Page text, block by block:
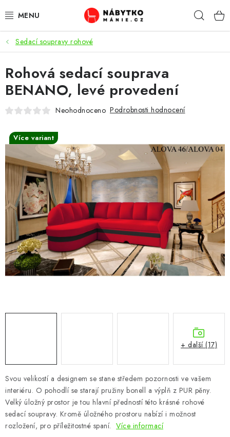
na
OBÝVACÍ POKOJ
KUCHYŇ A JÍDELNA
LOŽNICE
KANCELÁŘ / PRACOVNA
KOUPELNA A WC
PŘEDSÍŇ
CHOVATELSKÉ POTŘEBY
DOPLŇKY A DEKORACE
OSTATNÍ
VÝPRODEJ
Vše o nákupu Info
Reklamace a odstoupení od smlouvy
Kontakty
Bonusový program NBM+ Blog
Sedací soupravy rohové
Svou velikostí a designem se stane středem pozornosti ve vašem
interiéru. O pohodlí se starají pružiny bonell a výplň z PUR pěny.
Velký úložný prostor je tou hlavní předností této krásné rohové
sedací soupravy. Kromě úložného prostoru nabízí i možnost
rozložení, pro příležitostné spaní. Více informací
Rohová sedací souprava
BENANO, levé provedení
Neohodnoceno Podrobnosti hodnocení
Více variant
+ další (17)